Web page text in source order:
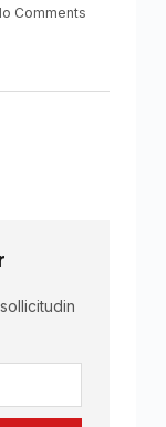
Comments